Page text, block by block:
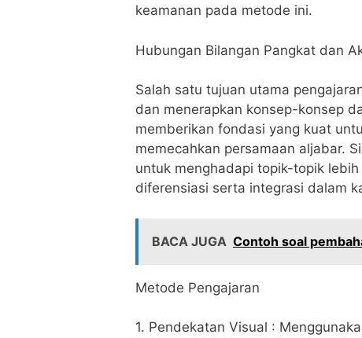
keamanan pada metode ini.
Hubungan Bilangan Pangkat dan
Salah satu tujuan utama
dan menerapkan konsep-konsep
memberikan fondasi yang kuat
memecahkan persamaan aljabar.
untuk menghadapi topik-topik
diferensiasi serta integrasi dalam
BACA JUGA Contoh soal
Metode Pengajaran
1. Pendekatan Visual :